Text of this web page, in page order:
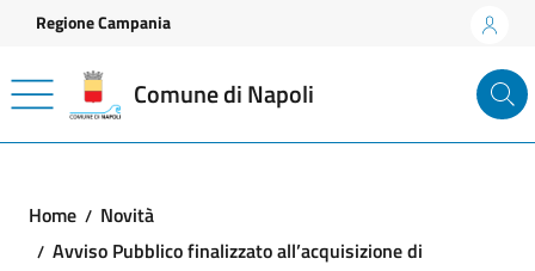
Vai ai contenuti
Vai al footer
Regione Campania
Comune di Napoli
Home
Novità
Avviso Pubblico finalizzato all’acquisizione di